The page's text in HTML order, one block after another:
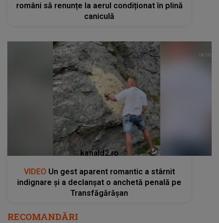
români să renunțe la aerul condiționat în plină
caniculă
kanald2.ro
VIDEO Un gest aparent romantic a stârnit
indignare și a declanșat o anchetă penală pe
Transfăgărășan
RECOMANDĂRI